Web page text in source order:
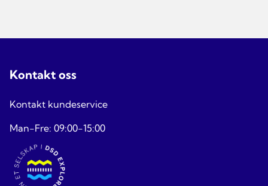
Kontakt oss
Kontakt kundeservice
Man-Fre: 09:00-15:00